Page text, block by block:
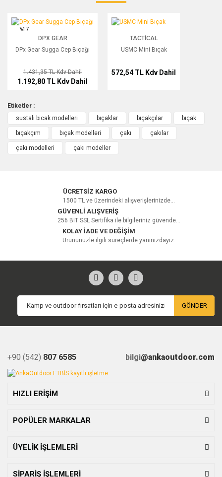
Bu ürüne ilk yorumu siz yapın!
Yorum Yaz
DPx Gear Sugga Cep Bıçağı
%17
DPX GEAR
DPx Gear Sugga Cep Bıçağı
1.431,35 TLKdv Dahil
1.192,80 TL Kdv Dahil
USMC Mini Bıçak
TACTICAL
USMC Mini Bıçak
572,54 TL Kdv Dahil
Etiketler :
sustali bicak modelleri
bıçaklar bıçakçılar bıçak
bıçakçım bıçak modelleri çakı çakılar
çakı modelleri çakı modeller
ÜCRETSİZ KARGO
1500 TL ve üzerindeki alışverişlerinizde...
GÜVENLİ ALIŞVERİŞ
256 BIT SSL Sertifika ile bilgileriniz güvende...
KOLAY İADE VE DEĞİŞİM
Ürününüzle ilgili süreçlerde yanınızdayız.
GÖNDER
+90 (542) 807 6585 bilgi@ankaoutdoor.com
HIZLI ERİŞİM
POPÜLER MARKALAR
ÜYELİK İŞLEMLERİ
SİPARİŞ İŞLEMLERİ